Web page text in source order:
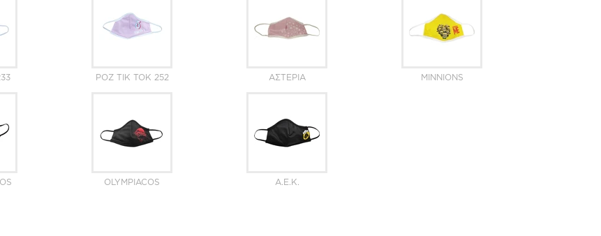
ΡΟΖ ΤΙΚ ΤΟΚ 252 ΑΣΤΈΡΙΑ MINNIONS
OLYMPIACOS A.E.K.